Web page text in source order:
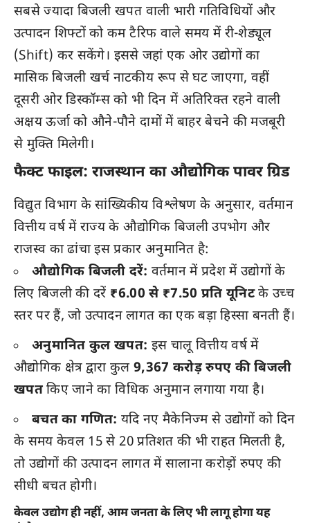
सबसे ज्यादा बिजली खपत वाली भारी गतिविधियों और
उत्पादन शिफ्टों को कम टैरिफ वाले समय में री-शेड्यूल
(Shift) कर सकेंगे। इससे जहां एक ओर उद्योगों का
मासिक बिजली खर्च नाटकीय रूप से घट जाएगा, वहीं
दूसरी ओर डिस्कॉम्स को भी दिन में अतिरिक्त रहने वाली
अक्षय ऊर्जा को औने-पौने दामों में बाहर बेचने की मजबूरी
से मुक्ति मिलेगी।
फैक्ट फाइल: राजस्थान का औद्योगिक पावर ग्रिड
विद्युत विभाग के सांख्यिकीय विश्लेषण के अनुसार, वर्तमान
वित्तीय वर्ष में राज्य के औद्योगिक बिजली उपभोग और
राजस्व का ढांचा इस प्रकार अनुमानित है:
औद्योगिक बिजली दरें: वर्तमान में प्रदेश में उद्योगों के
लिए बिजली की दरें ₹6.00 से ₹7.50 प्रति यूनिटके उच्च
स्तर पर हैं, जो उत्पादन लागत का एक बड़ा हिस्सा बनती हैं।
अनुमानित कुल खपत: इस चालू वित्तीय वर्ष में
औद्योगिक क्षेत्र द्वारा कुल 9,367 करोड़ रुपए की बिजली
खपत किए जाने का विधिक अनुमान लगाया गया है।
बचत का गणित: यदि नए मैकेनिज्म से उद्योगों को दिन
के समय केवल 15 से 20 प्रतिशत की भी राहत मिलती है,
तो उद्योगों की उत्पादन लागत में सालाना करोड़ों रुपए की
सीधी बचत होगी।
केवल उद्योग ही नहीं, आम जनता के लिए भी लागू होगा यह